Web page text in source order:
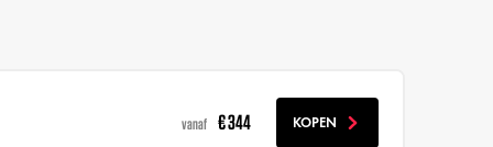
vanaf € 344 KOPEN